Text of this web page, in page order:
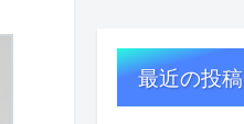
最近の投稿